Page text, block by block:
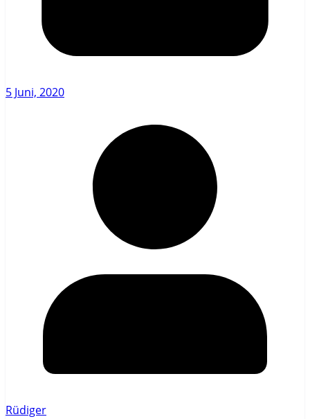
5 Juni, 2020
Rüdiger